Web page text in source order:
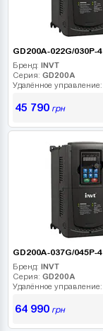
GD200A-022G/030P-4
Бренд: INVT
Серия: GD200A
Удалённое управление:
45 790грн
GD200A-037G/045P-4
Бренд: INVT
Серия: GD200A
Удалённое управление:
64 990грн